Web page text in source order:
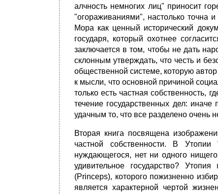
алчность немногих лиц" приносит
"огораживаниями", настолько точна
Мора как ценный исторический
государя, который охотнее
заключается в том, чтобы не дать
склонным утверждать, что честь и
общественной системе, которую
к мысли, что основной причиной
только есть частная собственность,
течение государственных дел:
удачным то, что все разделено очень
Вторая книга посвящена
частной собственности. В
нуждающегося, нет ни одного
удивительное государство?
(Princeps), которого пожизненно
является характерной чертой